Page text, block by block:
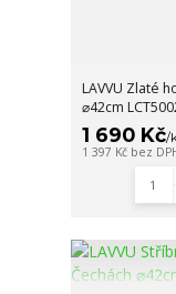
LAVVU Zlaté
⌀42cm
1 690 Kč/
1 397 Kč bez